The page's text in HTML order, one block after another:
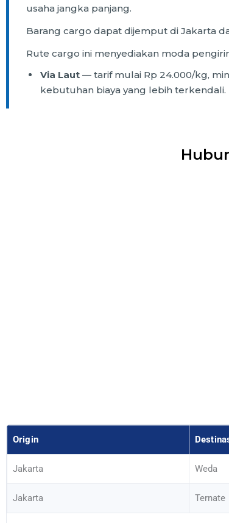
usaha jangka panjang.
Barang cargo dapat dijemput di Jakarta
Rute cargo ini menyediakan moda
Via Laut — tarif mulai Rp 24.000/kg,
kebutuhan biaya yang lebih terkendali.
Origin
Jakarta Weda
Jakarta Ternate